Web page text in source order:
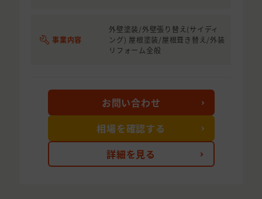
事業内容
外壁塗装/外壁張り替え(サイディ
ング) 屋根塗装/屋根葺き替え/外装
リフォーム全般
詳細を見る
お問い合わせ
相場を確認する